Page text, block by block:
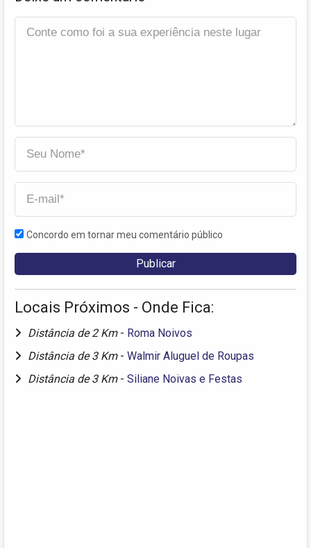
Concordo em tornar meu comentário público
Locais Próximos - Onde Fica:
Distância de 2 Km - Roma Noivos
Distância de 3 Km - Walmir Aluguel de Roupas
Distância de 3 Km - Siliane Noivas e Festas